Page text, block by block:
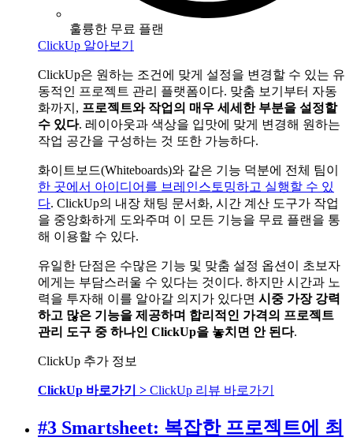
훌륭한 무료 플랜
ClickUp 알아보기
ClickUp은 원하는 조건에 맞게 설정을 변경할 수 있는 유
동적인 프로젝트 관리 플랫폼이다. 맞춤 보기부터 자동
화까지, 프로젝트와 작업의 매우 세세한 부분을 설정할
수 있다. 레이아웃과 색상을 입맛에 맞게 변경해 원하는
작업 공간을 구성하는 것 또한 가능하다.
화이트보드(Whiteboards)와 같은 기능 덕분에 전체 팀이
한 곳에서 아이디어를 브레인스토밍하고 실행할 수 있
다. ClickUp의 내장 채팅 문서화, 시간 계산 도구가 작업
을 중앙화하게 도와주며 이 모든 기능을 무료 플랜을 통
해 이용할 수 있다.
유일한 단점은 수많은 기능 및 맞춤 설정 옵션이 초보자
에게는 부담스러울 수 있다는 것이다. 하지만 시간과 노
력을 투자해 이를 알아갈 의지가 있다면 시중 가장 강력
하고 많은 기능을 제공하며 합리적인 가격의 프로젝트
관리 도구 중 하나인 ClickUp을 놓치면 안 된다.
ClickUp 추가 정보
ClickUp 바로가기 > ClickUp 리뷰 바로가기
#3 Smartsheet: 복잡한 프로젝트에 최